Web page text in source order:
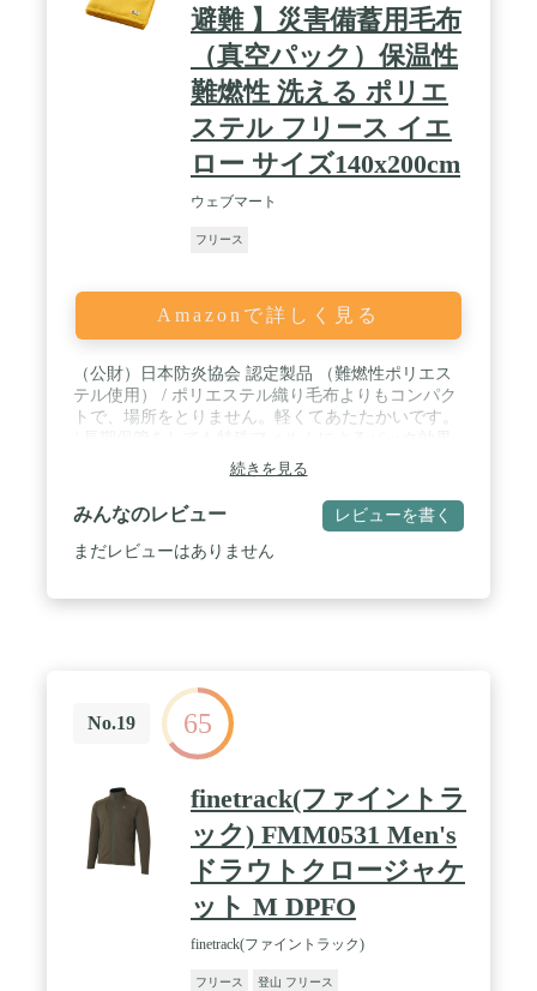
避難 】災害備蓄用毛布
（真空パック）保温性
難燃性 洗える ポリエ
ステル フリース イエ
ロー サイズ140x200cm
ウェブマート
フリース
Amazonで詳しく見る
（公財）日本防炎協会 認定製品 （難燃性ポリエス
テル使用） / ポリエステル織り毛布よりもコンパク
トで、場所をとりません。軽くてあたたかいです。
で、品質の劣化がほとんどありません。 / 難燃性ポ
リエステル使用 難燃素材のため、燃え広がりにくく
燃焼による有毒ガスも発生しません。ご家庭で洗え
て繰り返しご使用いただけます。 / 本体サイズ：約
140×200㎝ パックサイズ：約32×28×5㎝ 本体重量：
続きを見る
みんなのレビュー レビューを書く
まだレビューはありません
No.19 65
finetrack(ファイントラ
ック) FMM0531 Men's
ドラウトクロージャケ
ット M DPFO
finetrack(ファイントラック)
フリース 登山 フリース